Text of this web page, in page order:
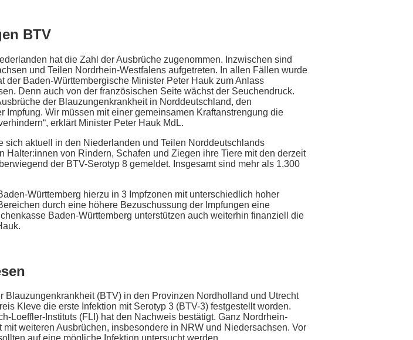
BTV
hat die Zahl der Ausbrüche zugenommen. Inzwischen sind
und Teilen Nordrhein-Westfalens aufgetreten. In allen Fällen wurde
Baden-Württembergische Minister Peter Hauk zum Anlass
Denn auch von der französischen Seite wächst der Seuchendruck.
der Blauzungenkrankheit in Norddeutschland, den
Wir müssen mit einer gemeinsamen Kraftanstrengung die
erklärt Minister Peter Hauk MdL.
aktuell in den Niederlanden und Teilen Norddeutschlands
Halter:innen von Rindern, Schafen und Ziegen ihre Tiere mit den derzeit
der BTV-Serotyp 8 gemeldet. Insgesamt sind mehr als 1.300
Württemberg hierzu in 3 Impfzonen mit unterschiedlich hoher
durch eine höhere Bezuschussung der Impfungen eine
Baden-Württemberg unterstützen auch weiterhin finanziell die
(BTV) in den Provinzen Nordholland und Utrecht
Kleve die erste Infektion mit Serotyp 3 (BTV-3) festgestellt worden.
Loeffler-Instituts (FLI) hat den Nachweis bestätigt. Ganz Nordrhein-
weiteren Ausbrüchen, insbesondere in NRW und Niedersachsen. Vor